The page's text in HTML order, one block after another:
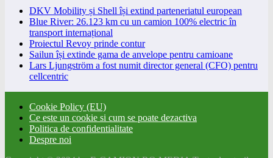
DKV Mobility și Shell își extind parteneriatul european
Blue River: 26.123 km cu un camion 100% electric în
transport internațional
Proiectul Revoy prinde contur
Sailun își extinde gama de anvelope pentru camioane
Lars Ljungström a fost numit director general (CFO) pentru
cellcentric
Cookie Policy (EU)
Ce este un cookie si cum se poate dezactiva
Politica de confidentialitate
Despre noi